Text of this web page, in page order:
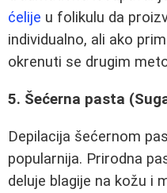
ćelije u folikulu da
individualno, ali ako
okrenuti se drugim
5. Šećerna pasta
Depilacija šećernom
popularnija. Prirodna
deluje blagije na kožu i